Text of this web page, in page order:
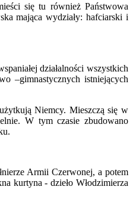
się tu również Państwowa
mająca wydziały: hafciarski i
działalności wszystkich
–gimnastycznych istniejących
Niemcy. Mieszczą się w
W tym czasie zbudowano
Armii Czerwonej, a potem
kurtyna - dzieło Włodzimierza